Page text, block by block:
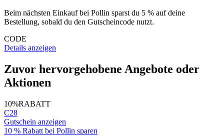
Beim nächsten Einkauf bei Pollin sparst du 5 % auf deine
Bestellung, sobald du den Gutscheincode nutzt.
CODE
Details anzeigen
Zuvor hervorgehobene Angebote oder
Aktionen
10%RABATT
C28
Gutschein anzeigen
10 % Rabatt bei Pollin sparen